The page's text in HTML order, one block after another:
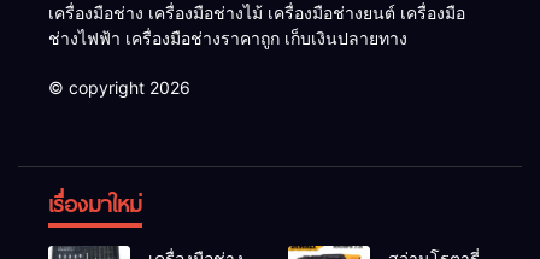
เครื่องมือช่าง เครื่องมือช่างไม้ เครื่องมือช่างยนต์ เครื่องมือ
ช่างไฟฟ้า เครื่องมือช่างราคาถูก เก็บเงินปลายทาง
© copyright 2026
เรื่องมาใหม่